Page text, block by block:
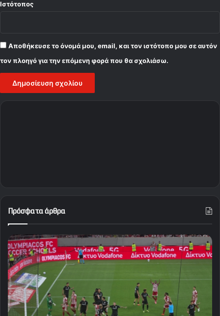
Ιστότοπος
Αποθήκευσε το όνομά μου, email, και τον ιστότοπο μου σε αυτόν
τον πλοηγό για την επόμενη φορά που θα σχολιάσω.
Πρόσφατα άρθρα